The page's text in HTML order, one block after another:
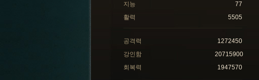
지능
77
활력
5505
공격력
1272450
강인함
20715900
회복력
1947570